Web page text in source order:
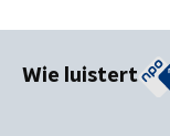
Wie luistert